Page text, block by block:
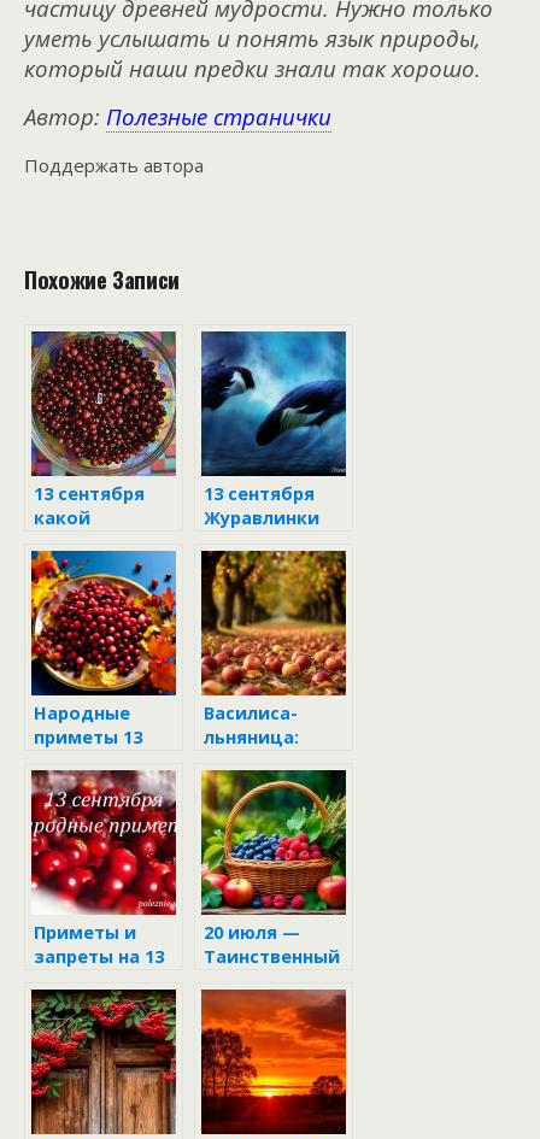
частицу древней мудрости. Нужно только
уметь услышать и понять язык природы,
который наши предки знали так хорошо.
Автор: Полезные странички
Поддержать автора
Похожие Записи
13 сентября
какой
13 сентября
Журавлинки
Народные
приметы 13
Василиса-
льняница:
праздник 3
сентября
Приметы и
запреты на 13
20 июля —
Таинственный
Авдотьи